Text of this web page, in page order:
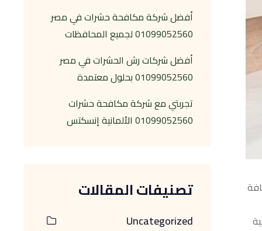
أفضل شركة مكافحة حشرات في مصر
01099052560 لجميع المحافظات
أفضل شركات رش الحشرات في مصر
01099052560 بحلول معتمدة
تجربتي مع شركة مكافحة حشرات
01099052560 الألمانية إنسكتس
تصنيفات المقالات
Uncategorized